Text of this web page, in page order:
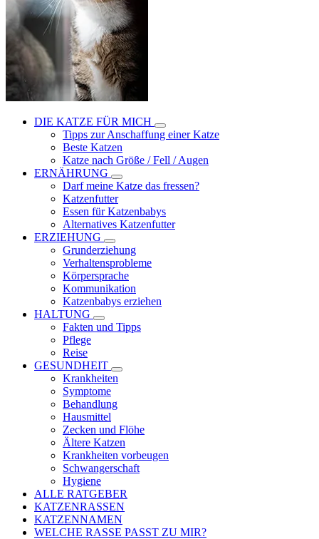
DIE KATZE FÜR MICH
Tipps zur Anschaffung einer Katze
Beste Katzen
Katze nach Größe / Fell / Augen
ERNÄHRUNG
Darf meine Katze das fressen?
Katzenfutter
Essen für Katzenbabys
Alternatives Katzenfutter
ERZIEHUNG
Grunderziehung
Verhaltensprobleme
Körpersprache
Kommunikation
Katzenbabys erziehen
HALTUNG
Fakten und Tipps
Pflege
Reise
GESUNDHEIT
Krankheiten
Symptome
Behandlung
Hausmittel
Zecken und Flöhe
Ältere Katzen
Krankheiten vorbeugen
Schwangerschaft
Hygiene
ALLE RATGEBER
KATZENRASSEN
KATZENNAMEN
WELCHE RASSE PASST ZU MIR?